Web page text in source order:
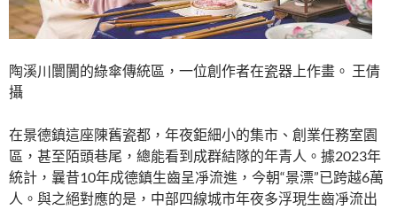
陶溪川闤闠的綠傘傳統區，一位創作者在瓷器上作畫。 王倩
攝
在景德鎮這座陳舊瓷都，年夜鉅細小的集市、創業任務室園
區，甚至陌頭巷尾，總能看到成群結隊的年青人。據2023年
統計，曩昔10年成德鎮生齒呈凈流進，今朝“景漂”已跨越6萬
人。與之絕對應的是，中部四線城市年夜多浮現生齒凈流出